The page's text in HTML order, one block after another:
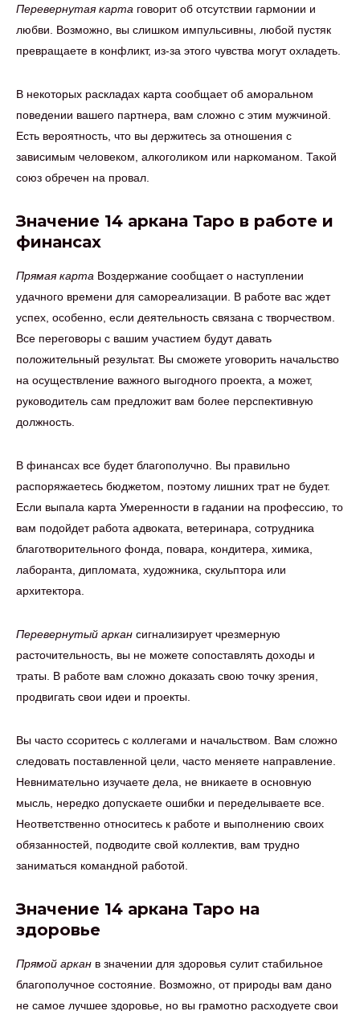
Перевернутая карта говорит об отсутствии гармонии и
любви. Возможно, вы слишком импульсивны, любой пустяк
превращаете в конфликт, из-за этого чувства могут охладеть.
В некоторых раскладах карта сообщает об аморальном
поведении вашего партнера, вам сложно с этим мужчиной.
Есть вероятность, что вы держитесь за отношения с
зависимым человеком, алкоголиком или наркоманом. Такой
союз обречен на провал.
Значение 14 аркана Таро в работе и
финансах
Прямая карта Воздержание сообщает о наступлении
удачного времени для самореализации. В работе вас ждет
успех, особенно, если деятельность связана с творчеством.
Все переговоры с вашим участием будут давать
положительный результат. Вы сможете уговорить начальство
на осуществление важного выгодного проекта, а может,
руководитель сам предложит вам более перспективную
должность.
В финансах все будет благополучно. Вы правильно
распоряжаетесь бюджетом, поэтому лишних трат не будет.
Если выпала карта Умеренности в гадании на профессию, то
вам подойдет работа адвоката, ветеринара, сотрудника
благотворительного фонда, повара, кондитера, химика,
лаборанта, дипломата, художника, скульптора или
архитектора.
Перевернутый аркан сигнализирует чрезмерную
расточительность, вы не можете сопоставлять доходы и
траты. В работе вам сложно доказать свою точку зрения,
продвигать свои идеи и проекты.
Вы часто ссоритесь с коллегами и начальством. Вам сложно
следовать поставленной цели, часто меняете направление.
Невнимательно изучаете дела, не вникаете в основную
мысль, нередко допускаете ошибки и переделываете все.
Неответственно относитесь к работе и выполнению своих
обязанностей, подводите свой коллектив, вам трудно
заниматься командной работой.
Значение 14 аркана Таро на
здоровье
Прямой аркан в значении для здоровья сулит стабильное
благополучное состояние. Возможно, от природы вам дано
не самое лучшее здоровье, но вы грамотно расходуете свои